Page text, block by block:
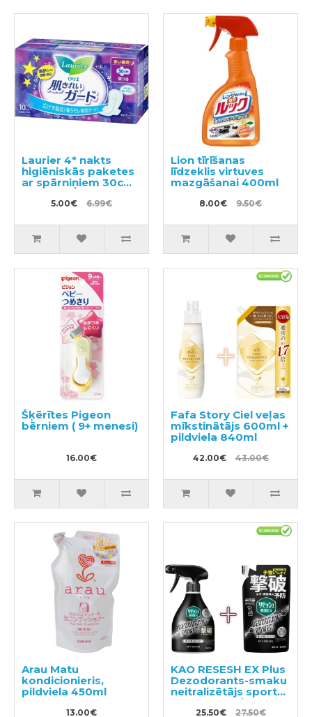
Laurier 4* nakts
higiēniskās paketes
ar spārniņiem 30cm
5.00€ 6.99€
Lion tīrīšanas
līdzeklis virtuves
mazgāšanai 400ml
8.00€ 9.50€
Šķērītes Pigeon
bērniem ( 9+ menesi)
16.00€
Fafa Story Ciel veļas
mīkstinātājs 600ml +
pildviela 840ml
42.00€ 43.00€
Arau Matu
kondicionieris,
pildviela 450ml
13.00€
KAO RESESH EX Plus
Dezodorants-smaku
neitralizētājs sporta
un darba apģērbam
360ml + pildviela
25.50€ 27.50€